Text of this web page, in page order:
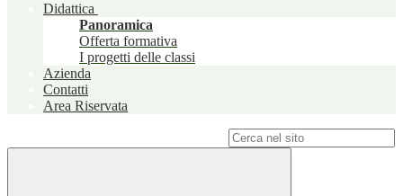
Didattica
Panoramica
Offerta formativa
I progetti delle classi
Azienda
Contatti
Area Riservata